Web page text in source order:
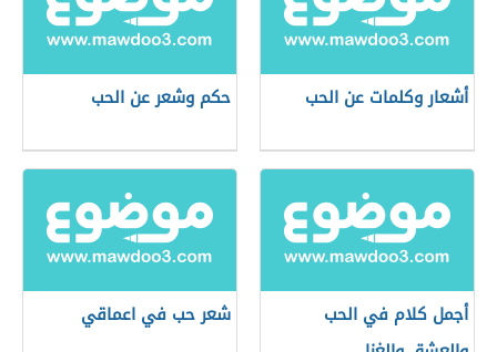
أشعار وكلمات عن الحب حكم وشعر عن الحب
أجمل كلام في الحب
شعر حب في اعماقي